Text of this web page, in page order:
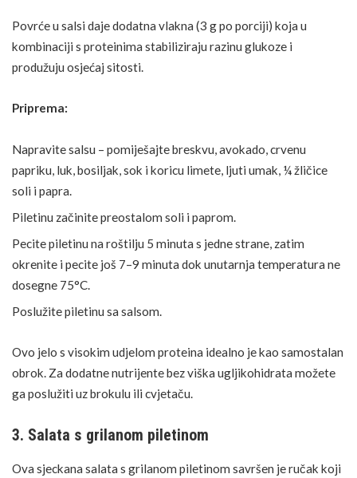
Povrće u salsi daje dodatna vlakna (3 g po porciji) koja u
kombinaciji s proteinima stabiliziraju razinu glukoze i
produžuju osjećaj sitosti.
Priprema:
Napravite salsu – pomiješajte breskvu, avokado, crvenu
papriku, luk,bosiljak, sok i koricu limete, ljuti umak, ¼ žličice
soli i papra.
Piletinu začinite preostalom soli i paprom.
Pecite piletinu na roštilju 5 minuta s jedne strane, zatim
okrenite i pecite još 7–9 minuta dok unutarnja temperatura ne
dosegne 75°C.
Poslužite piletinu sa salsom.
Ovo jelo s visokim udjelom proteina idealno je kao samostalan
obrok. Za dodatne nutrijente bez viška ugljikohidrata možete
ga poslužiti uz brokulu ili cvjetaču.
3. Salata s grilanom piletinom
Ova sjeckana salata s grilanom piletinom savršen je ručak koji